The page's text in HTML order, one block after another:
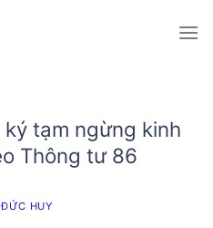
tạm ngừng kinh
Thông tư 86
HUY